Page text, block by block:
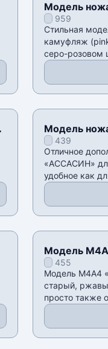
Модель
камуфляж
959
Стильная
камуфляж
серо-розовом
Модель
439
Отличное
«АССАСИН»
удобное как
Модель
455
Модель М4А4
старый,
просто также